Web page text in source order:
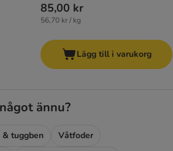
85,00 kr
56,70 kr / kg
Lägg till i varukorg
ännu?
& tuggben
Våtfoder